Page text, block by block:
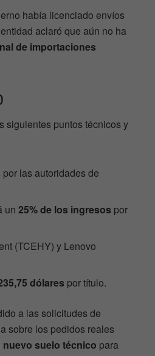
había licenciado envíos
aclaró que aún no ha
de importaciones
siguientes puntos técnicos y
las autoridades de
un25% de los ingresos por
(TCEHY) y Lenovo
dólares por título.
a las solicitudes de
sobre los pedidos reales
suelo técnico para